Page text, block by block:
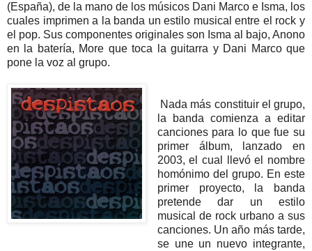
(España), de la mano de los músicos Dani Marco e Isma, los
cuales imprimen a la banda un estilo musical entre el rock y
el pop. Sus componentes originales son Isma al bajo, Anono
en la batería, More que toca la guitarra y Dani Marco que
pone la voz al grupo.
Nada más constituir el grupo,
la banda comienza a editar
canciones para lo que fue su
primer álbum, lanzado en
2003, el cual llevó el nombre
homónimo del grupo. En este
primer proyecto, la banda
pretende dar un estilo
musical de rock urbano a sus
canciones. Un año más tarde,
se une un nuevo integrante,